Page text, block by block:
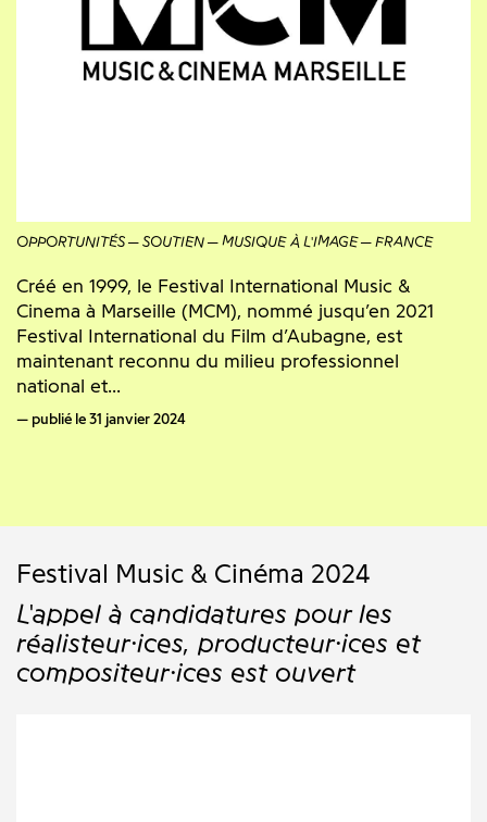
OPPORTUNITÉS SOUTIEN MUSIQUE À L'IMAGE FRANCE
Créé en 1999, le Festival International Music &
Cinema à Marseille (MCM), nommé jusqu’en 2021
Festival International du Film d’Aubagne, est
maintenant reconnu du milieu professionnel
national et...
publié le 31 janvier 2024
Festival Music & Cinéma 2024
L'appel à candidatures pour les
réalisteur·ices, producteur·ices et
compositeur·ices est ouvert